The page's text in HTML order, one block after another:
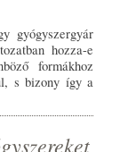
gyógyszergyár
hozza-e
formákhoz
s bizony így a